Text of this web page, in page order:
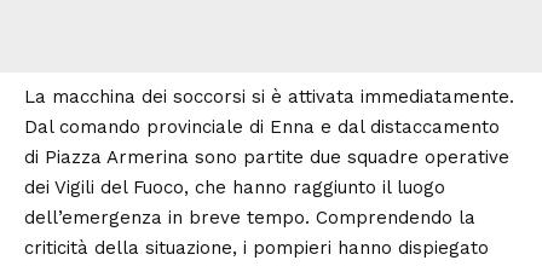
La macchina dei soccorsi si è attivata immediatamente.
Dal comando provinciale di Enna e dal distaccamento
di Piazza Armerina sono partite due squadre operative
dei Vigili del Fuoco, che hanno raggiunto il luogo
dell’emergenza in breve tempo. Comprendendo la
criticità della situazione, i pompieri hanno dispiegato